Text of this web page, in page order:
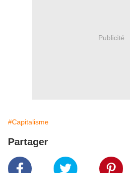
Publicité
#Capitalisme
Partager